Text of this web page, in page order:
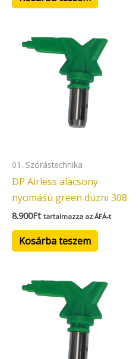
01. Szórástechnika
DP Airless alacsony
nyomású green düzni 308
8.900Ft tartalmazza az ÁFÁ-t
Kosárba teszem